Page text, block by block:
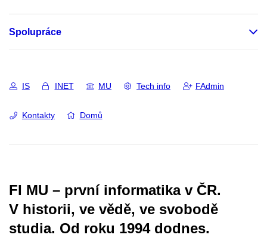
Spolupráce
IS INET MU Tech info FAdmin
Kontakty Domů
FI MU – první informatika v ČR.
V historii, ve vědě, ve svobodě
studia. Od roku 1994 dodnes.